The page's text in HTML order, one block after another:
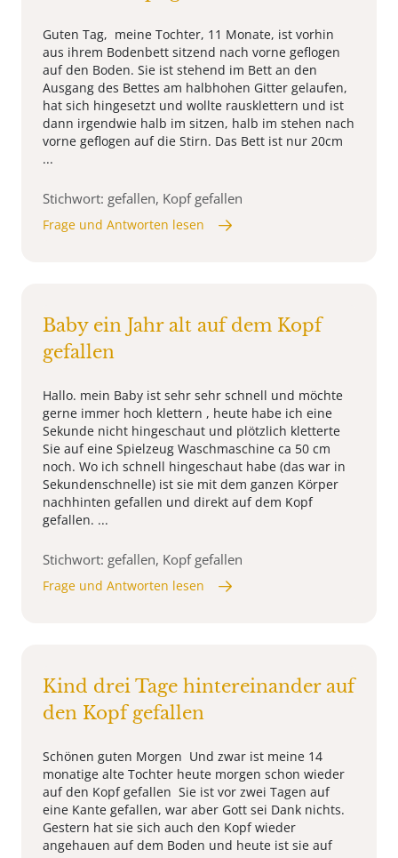
Guten Tag, meine Tochter, 11 Monate, ist vorhin
aus ihrem Bodenbett sitzend nach vorne geflogen
auf den Boden. Sie ist stehend im Bett an den
Ausgang des Bettes am halbhohen Gitter gelaufen,
hat sich hingesetzt und wollte rausklettern und ist
dann irgendwie halb im sitzen, halb im stehen nach
vorne geflogen auf die Stirn. Das Bett ist nur 20cm
...
Stichwort: gefallen, Kopf gefallen
Frage und Antworten lesen
Baby ein Jahr alt auf dem Kopf
gefallen
Hallo. mein Baby ist sehr sehr schnell und möchte
gerne immer hoch klettern , heute habe ich eine
Sekunde nicht hingeschaut und plötzlich kletterte
Sie auf eine Spielzeug Waschmaschine ca 50 cm
noch. Wo ich schnell hingeschaut habe (das war in
Sekundenschnelle) ist sie mit dem ganzen Körper
nachhinten gefallen und direkt auf dem Kopf
gefallen. ...
Stichwort: gefallen, Kopf gefallen
Frage und Antworten lesen
Kind drei Tage hintereinander auf
den Kopf gefallen
Schönen guten Morgen Und zwar ist meine 14
monatige alte Tochter heute morgen schon wieder
auf den Kopf gefallen Sie ist vor zwei Tagen auf
eine Kante gefallen, war aber Gott sei Dank nichts.
Gestern hat sie sich auch den Kopf wieder
angehauen auf dem Boden und heute ist sie auf